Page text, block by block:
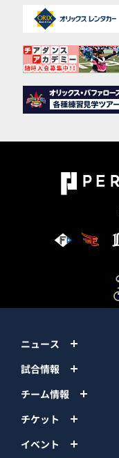
ニュース
試合情報
チーム情報
チケット
イベント